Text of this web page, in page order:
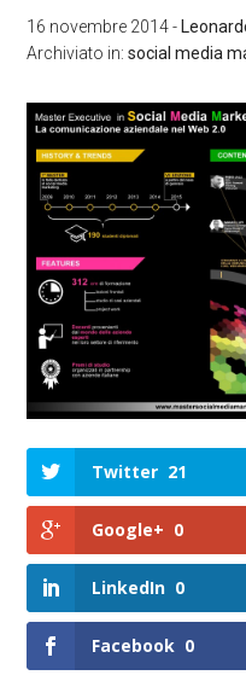
16 novembre 2014-
Archiviato in:social media
Twitter 21
Google+ 0
LinkedIn 0
Facebook 0